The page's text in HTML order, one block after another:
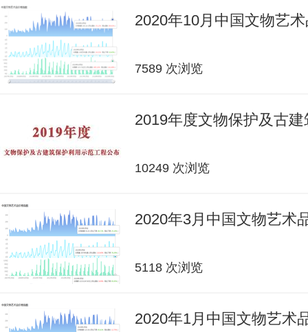
2020年10月中国文物艺
7589 次浏览
2019年度文物保护及古
10249 次浏览
2020年3月中国文物艺术
5118 次浏览
2020年1月中国文物艺术